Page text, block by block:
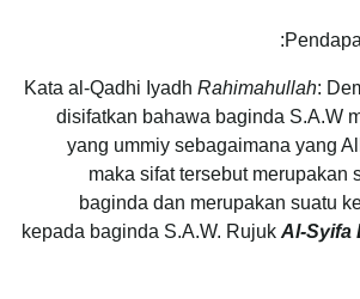
Kata al-Qadhi Iyadh Rahimahullah:
disifatkan bahawa baginda S.A.W
yang ummiy sebagaimana yang
maka sifat tersebut merupakan
baginda dan merupakan suatu
kepada baginda S.A.W. Rujuk Al-Syifa